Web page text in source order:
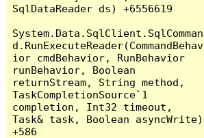
SqlDataReader ds) +6556619
System.Data.SqlClient.SqlComman
d.RunExecuteReader(CommandBehav
ior cmdBehavior, RunBehavior
runBehavior, Boolean
returnStream, String method,
TaskCompletionSource`1
completion, Int32 timeout,
Task& task, Boolean asyncWrite)
+586